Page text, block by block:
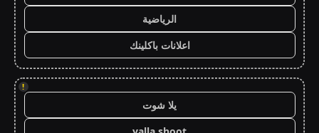
الرياضية
اعلانات باكلينك
!
يلا شوت